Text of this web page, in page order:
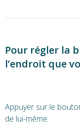
Pour régler la
l’endroit que
Appuyer sur le
de lui-même.